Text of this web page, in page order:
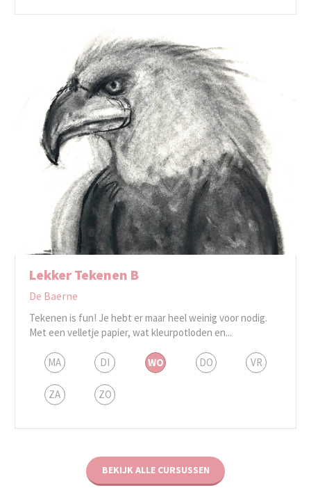
Lekker Tekenen B
De Baerne
Tekenen is fun! Je hebt er maar heel weinig voor nodig.
Met een velletje papier, wat kleurpotloden en...
MA DI WO DO VR
ZA ZO
BEKIJK ALLE CURSUSSEN